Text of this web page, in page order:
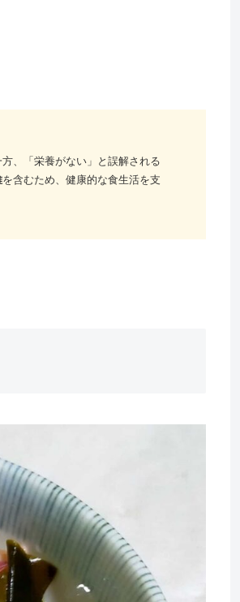
、「栄養がない」と誤解される
を含むため、健康的な食生活を支